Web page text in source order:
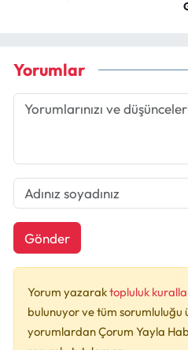
Yorumlar
Gönder
Yorum yazaraktopluluk
bulunuyor ve tüm sorumluluğu
yorumlardan Çorum Yayla